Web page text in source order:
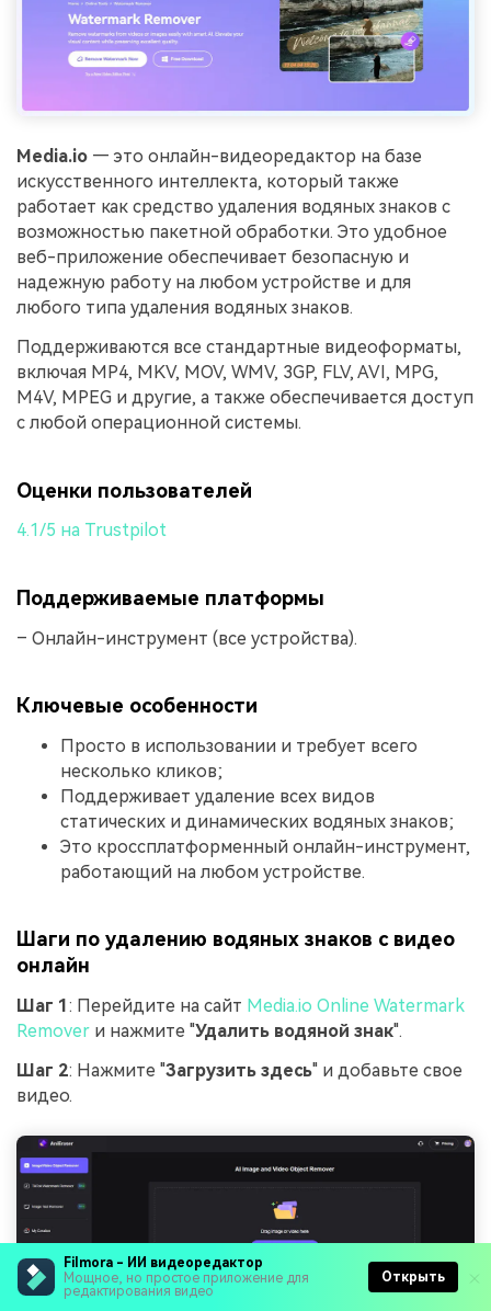
Filmora - ИИ видеоредактор
Мощное, но простое приложение для
редактирования видео
Открыть
Media.io — это онлайн-видеоредактор на базе
искусственного интеллекта, который также
работает как средство удаления водяных знаков с
возможностью пакетной обработки. Это удобное
веб-приложение обеспечивает безопасную и
надежную работу на любом устройстве и для
любого типа удаления водяных знаков.
Поддерживаются все стандартные видеоформаты,
включая MP4, MKV, MOV, WMV, 3GP, FLV, AVI, MPG,
M4V, MPEG и другие, а также обеспечивается доступ
с любой операционной системы.
Оценки пользователей
4.1/5 на Trustpilot
Поддерживаемые платформы
– Онлайн-инструмент (все устройства).
Ключевые особенности
Просто в использовании и требует всего
несколько кликов;
Поддерживает удаление всех видов
статических и динамических водяных знаков;
Это кроссплатформенный онлайн-инструмент,
работающий на любом устройстве.
Шаги по удалению водяных знаков с видео
онлайн
Шаг 1: Перейдите на сайт Media.io Online Watermark
Remover и нажмите "Удалить водяной знак".
Шаг 2: Нажмите "Загрузить здесь" и добавьте свое
видео.